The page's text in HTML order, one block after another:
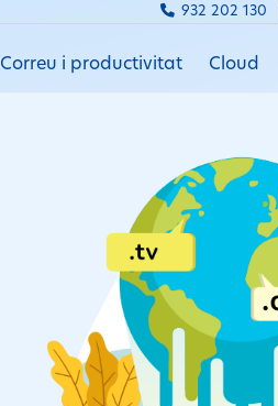
Correu i productivitat Cloud
932 202 130 |